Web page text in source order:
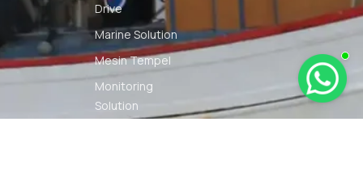
Drive
Marine Solution
Mesin Tempel
Monitoring
Solution